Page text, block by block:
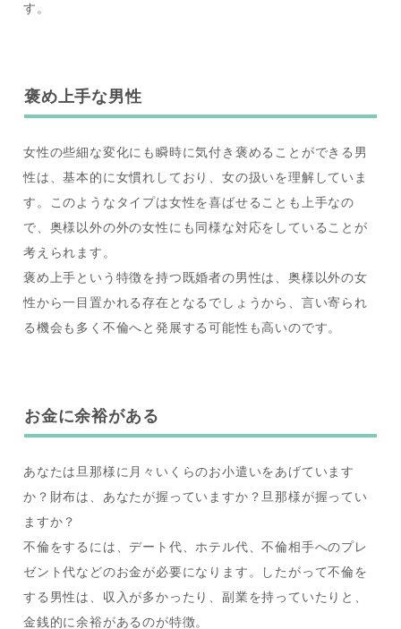
す。
褒め上手な男性
女性の些細な変化にも瞬時に気付き褒めることができる男
性は、基本的に女慣れしており、女の扱いを理解していま
す。このようなタイプは女性を喜ばせることも上手なの
で、奥様以外の外の女性にも同様な対応をしていることが
考えられます。
褒め上手という特徴を持つ既婚者の男性は、奥様以外の女
性から一目置かれる存在となるでしょうから、言い寄られ
る機会も多く不倫へと発展する可能性も高いのです。
お金に余裕がある
あなたは旦那様に月々いくらのお小遣いをあげています
か？財布は、あなたが握っていますか？旦那様が握ってい
ますか？
不倫をするには、デート代、ホテル代、不倫相手へのプレ
ゼント代などのお金が必要になります。したがって不倫を
する男性は、収入が多かったり、副業を持っていたりと、
金銭的に余裕があるのが特徴。